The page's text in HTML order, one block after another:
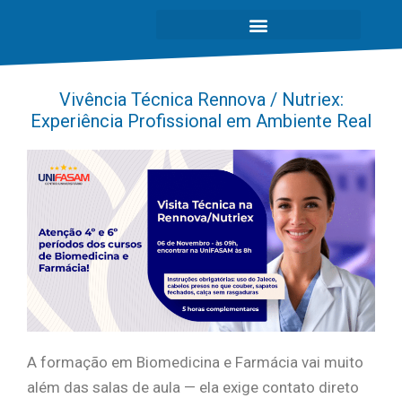
Vivência Técnica Rennova / Nutriex:
Experiência Profissional em Ambiente Real
A formação em Biomedicina e Farmácia vai muito
além das salas de aula — ela exige contato direto